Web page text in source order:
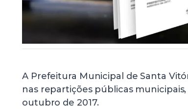
A Prefeitura Municipal de Santa
nas repartições públicas
outubro de 2017.